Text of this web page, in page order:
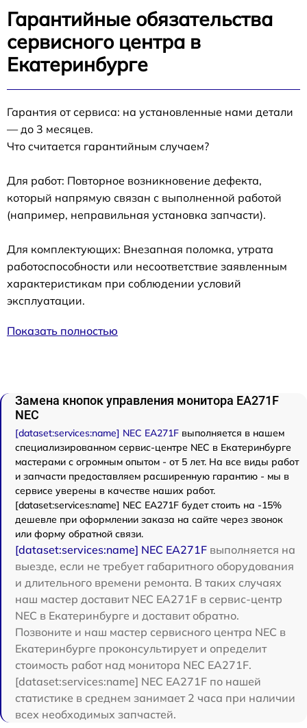
Гарантийные обязательства
сервисного центра в
Екатеринбурге
Гарантия от сервиса: на установленные нами детали
— до 3 месяцев.
Что считается гарантийным случаем?
Для работ: Повторное возникновение дефекта,
который напрямую связан с выполненной работой
(например, неправильная установка запчасти).
Для комплектующих: Внезапная поломка, утрата
работоспособности или несоответствие заявленным
характеристикам при соблюдении условий
эксплуатации.
Показать полностью
Замена кнопок управления монитора EA271F
NEC
[dataset:services:name] NEC EA271F выполняется в нашем
специализированном сервис-центре NEC в Екатеринбурге
мастерами с огромным опытом - от 5 лет. На все виды работ
и запчасти предоставляем расширенную гарантию - мы в
сервисе уверены в качестве наших работ.
[dataset:services:name] NEC EA271F будет стоить на -15%
дешевле при оформлении заказа на сайте через звонок
или форму обратной связи.
[dataset:services:name] NEC EA271F выполняется на
выезде, если не требует габаритного оборудования
и длительного времени ремонта. В таких случаях
наш мастер доставит NEC EA271F в сервис-центр
NEC в Екатеринбурге и доставит обратно.
Позвоните и наш мастер сервисного центра NEC в
Екатеринбурге проконсультирует и определит
стоимость работ над монитора NEC EA271F.
[dataset:services:name] NEC EA271F по нашей
статистике в среднем занимает 2 часа при наличии
всех необходимых запчастей.